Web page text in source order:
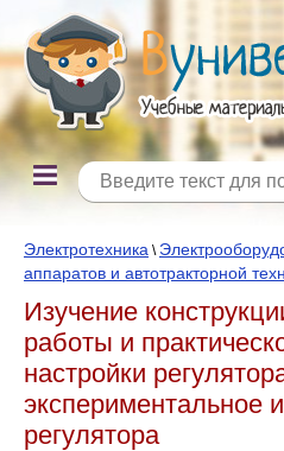
Электротехника \
аппаратов и автотракторной
Изучение
работы и
настройки
экспериментальное
регулятора